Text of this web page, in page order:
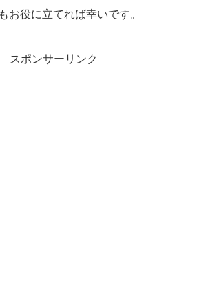
お役に立てれば幸いです。
スポンサーリンク